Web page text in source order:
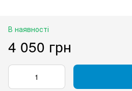
В наявності
4 050 грн